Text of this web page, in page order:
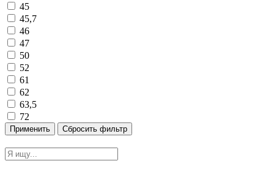
45
45,7
46
47
50
52
61
62
63,5
72